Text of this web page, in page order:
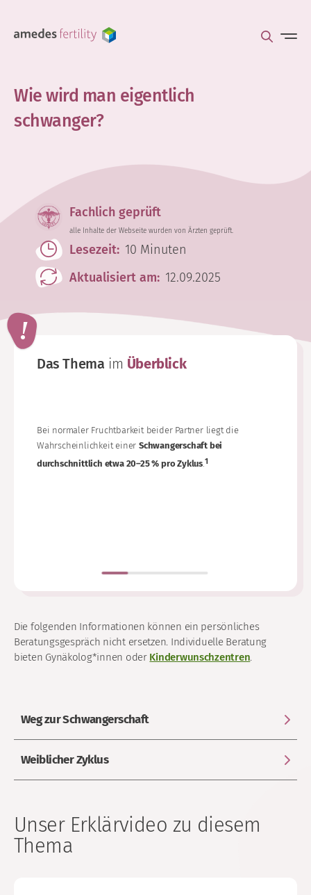
Wie wird man eigentlich
schwanger?
Fachlich geprüft
alle Inhalte der Webseite wurden von Ärzten geprüft.
Lesezeit: 10 Minuten
Aktualisiert am: 12.09.2025
Das Thema im Überblick
Bei normaler Fruchtbarkeit beider Partner liegt die
Wahrscheinlichkeit einerSchwangerschaft bei
durchschnittlich etwa 20–25 % pro Zyklus.1
Die folgenden Informationen können ein persönliches
Beratungsgespräch nicht ersetzen. Individuelle Beratung
bieten Gynäkolog*innen oder Kinderwunschzentren.
Weg zur Schwangerschaft
Weiblicher Zyklus
Unser Erklärvideo zu diesem
Thema